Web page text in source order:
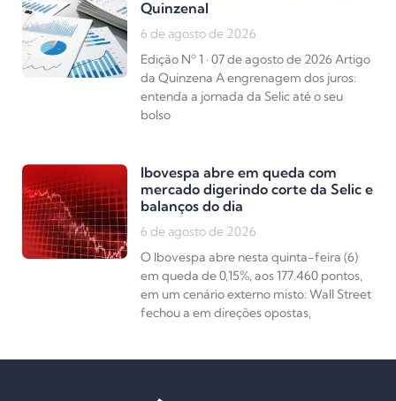
Quinzenal
6 de agosto de 2026
Edição Nº 1 · 07 de agosto de 2026 Artigo
da Quinzena A engrenagem dos juros:
entenda a jornada da Selic até o seu
bolso
Ibovespa abre em queda com
mercado digerindo corte da Selic e
balanços do dia
6 de agosto de 2026
O Ibovespa abre nesta quinta-feira (6)
em queda de 0,15%, aos 177.460 pontos,
em um cenário externo misto: Wall Street
fechou a em direções opostas,